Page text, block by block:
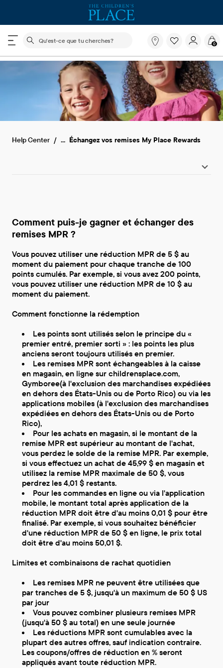
Le champ de recherche ci-dessous filtre les
Qu'est-
que
tu
cherches?
0
Help Center ... Échangez vos remises My Place Rewards
Comment puis-je gagner et échanger des
remises MPR ?
Vous pouvez utiliser une réduction MPR de 5 $ au
moment du paiement pour chaque tranche de 100
points cumulés. Par exemple, si vous avez 200 points,
vous pouvez utiliser une réduction MPR de 10 $ au
moment du paiement.
Comment fonctionne la rédemption
Les points sont utilisés selon le principe du «
premier entré, premier sorti » : les points les plus
anciens seront toujours utilisés en premier.
Les remises MPR sont échangeables à la caisse
en magasin, en ligne sur childrensplace.com,
Gymboree(à l'exclusion des marchandises expédiées
en dehors des États-Unis ou de Porto Rico) ou via les
applications mobiles (à l'exclusion des marchandises
expédiées en dehors des États-Unis ou de Porto
Rico),
Pour les achats en magasin, si le montant de la
remise MPR est supérieur au montant de l'achat,
vous perdez le solde de la remise MPR. Par exemple,
si vous effectuez un achat de 45,99 $ en magasin et
utilisez la remise MPR maximale de 50 $, vous
perdrez les 4,01 $ restants.
Pour les commandes en ligne ou via l'application
mobile, le montant total après application de la
réduction MPR doit être d'au moins 0,01 $ pour être
finalisé. Par exemple, si vous souhaitez bénéficier
d'une réduction MPR de 50 $ en ligne, le prix total
doit être d'au moins 50,01 $.
Limites et combinaisons de rachat quotidien
Les remises MPR ne peuvent être utilisées que
par tranches de 5 $, jusqu'à un maximum de 50 $ US
par jour
Vous pouvez combiner plusieurs remises MPR
(jusqu'à 50 $ au total) en une seule journée
Les réductions MPR sont cumulables avec la
plupart des autres offres, sauf indication contraire.
Les coupons/offres de réduction en % seront
appliqués avant toute réduction MPR.